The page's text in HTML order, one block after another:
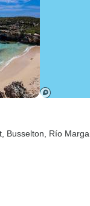
, Busselton , Río